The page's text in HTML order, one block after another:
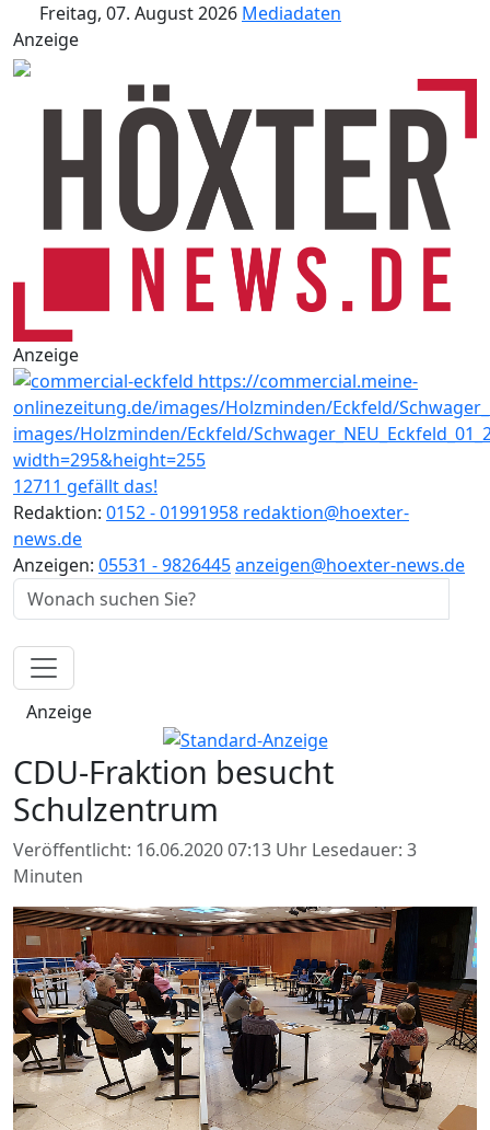
Freitag, 07. August 2026 Mediadaten
Anzeige
Anzeige
12711 gefällt das!
Redaktion: 0152 - 01991958 redaktion@hoexter-
news.de
Anzeigen: 05531 - 9826445anzeigen@hoexter-news.de
Anzeige
CDU-Fraktion besucht
Schulzentrum
Veröffentlicht: 16.06.2020 07:13 Uhr Lesedauer: 3
Minuten